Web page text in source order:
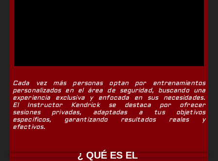
Cada vez más personas optan por entrenamientos
personalizados en el área de seguridad, buscando una
experiencia exclusiva y enfocada en sus necesidades.
El Instructor Kendrick se destaca por ofrecer
sesiones privadas, adaptadas a tus objetivos
específicos, garantizando resultados reales y
efectivos.
¿ QUÉ ES EL